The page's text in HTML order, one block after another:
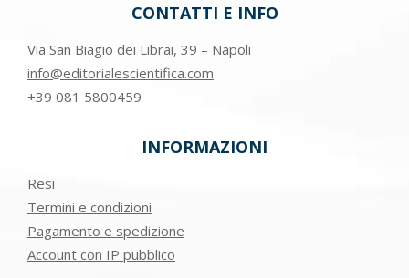
CONTATTI E INFO
Via San Biagio dei Librai, 39 – Napoli
info@editorialescientifica.com
+39 081 5800459
INFORMAZIONI
Resi
Termini e condizioni
Pagamento e spedizione
Account con IP pubblico